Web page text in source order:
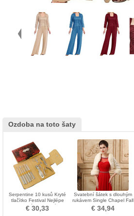
Ozdoba na toto šaty
Serpentine 10 kusů Kryté
tlačítko Festival Nejlépe
hodnocené obchodníky na
nehty
€ 30,33
Svatební šátek s dlouhým
rukávem Single Chapel Fall
Fur
€ 34,94